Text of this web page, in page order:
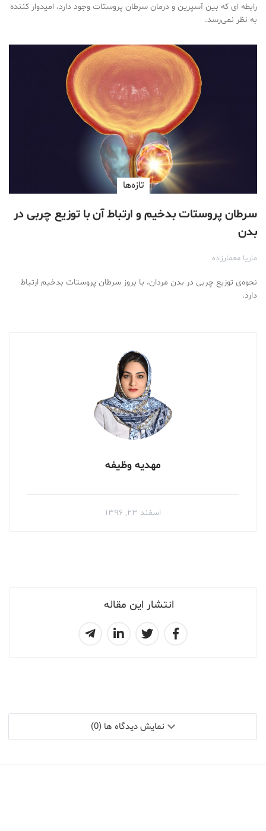
انتشار این مقاله
رابطه ای که بین آسپرین و درمان سرطان پروستات وجود دارد، امیدوار کننده
به نظر نمی‌رسد.
تازه‌ها
سرطان پروستات بدخیم و ارتباط آن با توزیع چربی در
بدن
ماریا معمارزاده
نحوه‌ی توزیع چربی در بدن مردان، با بروز سرطان پروستات بدخیم ارتباط
دارد.
مهدیه وظیفه
اسفند ۲۳, ۱۳۹۶
نمایش دیدگاه ها (0)